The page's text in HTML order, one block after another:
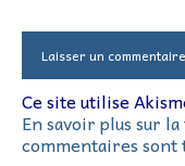
Ce site utilise
En savoir plus sur
commentaires sont